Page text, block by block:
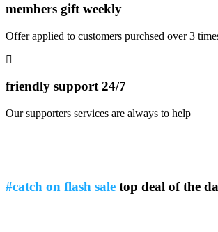
members gift weekly
Offer applied to customers purchsed over 3
friendly support 24/7
Our supporters services are always to help
#catch on flash sale top deal of the